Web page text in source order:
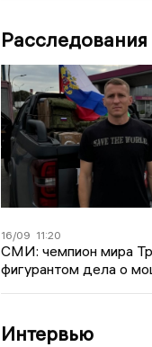
Расследования
16/09 11:20
СМИ: чемпион мира
фигурантом дела о
Интервью